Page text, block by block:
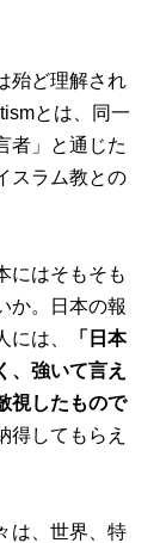
殆ど理解され
とは、同一
者」と通じた
スラム教との
にはそもそも
か。日本の報
は、
「日本
、強いて言え
視したもので
得してもらえ
は、世界、特